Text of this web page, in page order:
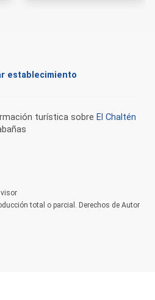
establecimiento
turística sobre El Chaltén
total o parcial. Derechos de Autor